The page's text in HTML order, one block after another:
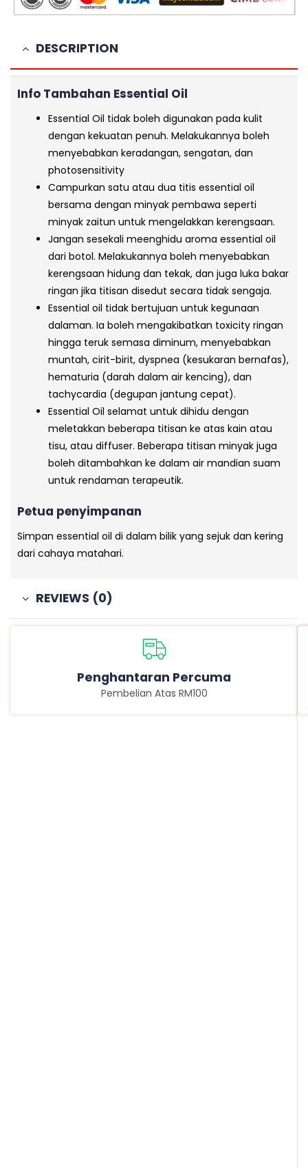
DESCRIPTION
Info Tambahan Essential Oil
Essential Oil tidak boleh digunakan pada kulit
dengan kekuatan penuh. Melakukannya boleh
menyebabkan keradangan, sengatan, dan
photosensitivity
Campurkan satu atau dua titis essential oil
bersama dengan minyak pembawa seperti
minyak zaitun untuk mengelakkan kerengsaan.
Jangan sesekali meenghidu aroma essential oil
dari botol. Melakukannya boleh menyebabkan
kerengsaan hidung dan tekak, dan juga luka bakar
ringan jika titisan disedut secara tidak sengaja.
Essential oil tidak bertujuan untuk kegunaan
dalaman. Ia boleh mengakibatkan toxicity ringan
hingga teruk semasa diminum, menyebabkan
muntah, cirit-birit, dyspnea (kesukaran bernafas),
hematuria (darah dalam air kencing), dan
tachycardia (degupan jantung cepat).
Essential Oil selamat untuk dihidu dengan
meletakkan beberapa titisan ke atas kain atau
tisu, atau diffuser. Beberapa titisan minyak juga
boleh ditambahkan ke dalam air mandian suam
untuk rendaman terapeutik.
Petua penyimpanan
Simpan essential oil di dalam bilik yang sejuk dan kering
dari cahaya matahari.
REVIEWS (0)
Penghantaran Percuma
Pembelian Atas RM100